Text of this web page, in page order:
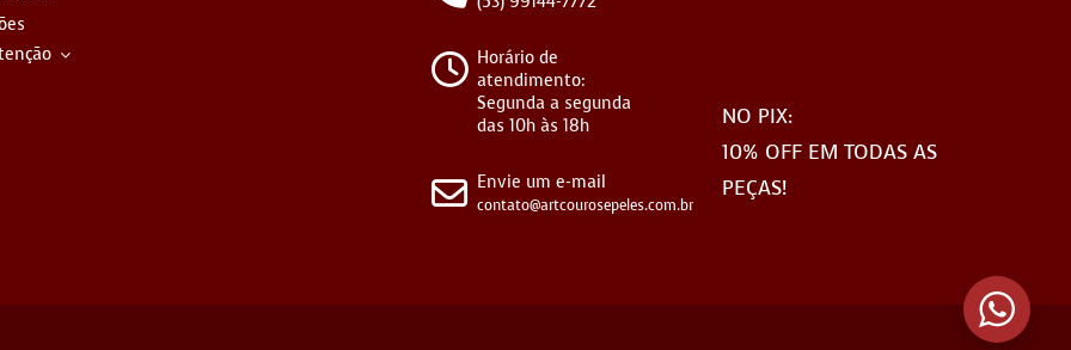
Horário de
atendimento:
Segunda a segunda
das 10h às 18h
Envie um e-mail
contato@artcourosepeles.com.br
NO PIX:
10% OFF EM TODAS AS
PEÇAS!